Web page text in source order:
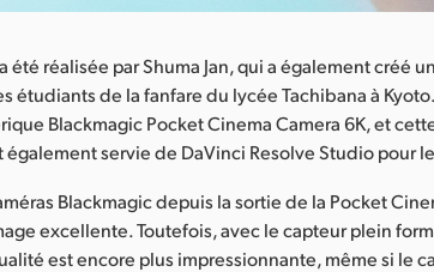
réalisée par Shuma Jan, qui a également créé
étudiants de la fanfare du lycée Tachibana à
Blackmagic Pocket Cinema Camera 6K, et
également servie de DaVinci Resolve Studio pour
Blackmagic depuis la sortie de la Pocket
excellente. Toutefois, avec le capteur plein
est encore plus impressionnante, même si le